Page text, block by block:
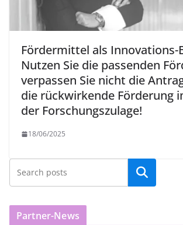
Fördermittel als Innovations-
Nutzen Sie die passenden
verpassen Sie nicht die
die rückwirkende Förderung
der Forschungszulage!
18/06/2025
Partner-News